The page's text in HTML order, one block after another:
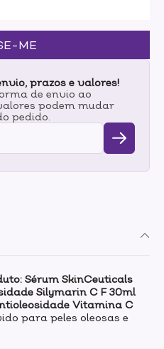
por excesso de
manhã, sobre a pele
4 a 5 gotas na
dos dedos, aplicar
ME
prazos e valores!
de envio ao
podem mudar
pedido.
Sérum SkinCeuticals
Silymarin C F 30ml
Vitamina C
para peles oleosas e